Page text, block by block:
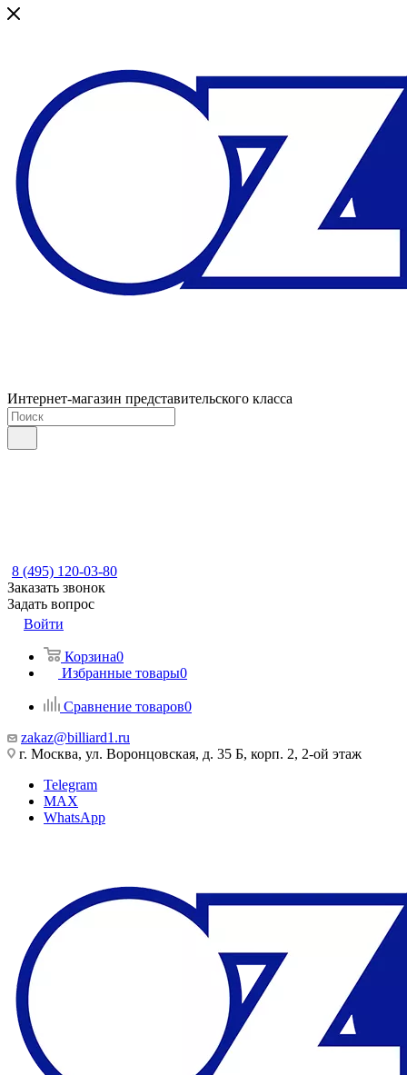
Интернет-магазин представительского класса
8 (495) 120-03-80
Заказать звонок
Задать вопрос
Войти
Корзина0
Избранные товары0
Сравнение товаров0
zakaz@billiard1.ru
г. Москва, ул. Воронцовская, д. 35 Б, корп. 2, 2-ой этаж
Telegram
MAX
WhatsApp